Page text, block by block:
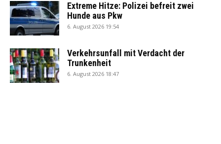
Extreme Hitze: Polizei befreit zwei
Hunde aus Pkw
6. August 2026 19:54
Verkehrsunfall mit Verdacht der
Trunkenheit
6. August 2026 18:47